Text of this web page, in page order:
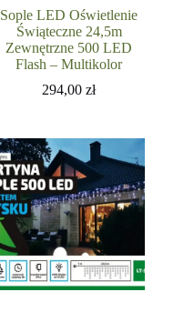
Sople LED Oświetlenie
Świąteczne 24,5m
Zewnętrzne 500 LED
Flash – Multikolor
294,00zł